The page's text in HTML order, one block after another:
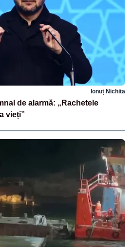
Ionuț Nichita
de alarmă: „Rachetele
vieți”